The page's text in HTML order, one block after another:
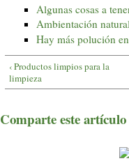
Algunas cosas a
Ambientación
Hay más polución
‹ Productos limpios para la
limpieza
Comparte este artículo